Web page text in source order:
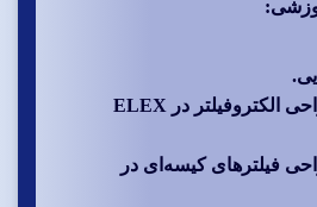
• دوره آموزشی طراحی الکتروفیلتر در ELEX
فیلترهای کیسه‌ای در